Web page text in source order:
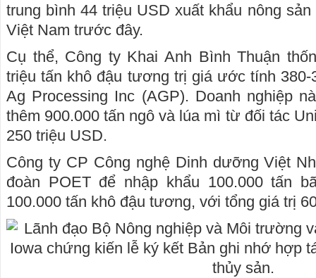
trung bình 44 triệu USD xuất khẩu nông
Việt Nam trước đây.
Cụ thể, Công ty Khai Anh Bình Thuận
triệu tấn khô đậu tương trị giá ước tính
Ag Processing Inc (AGP). Doanh nghiệp
thêm 900.000 tấn ngô và lúa mì từ đối tác
250 triệu USD.
Công ty CP Công nghệ Dinh dưỡng Việt
đoàn POET để nhập khẩu 100.000 tấn
100.000 tấn khô đậu tương, với tổng giá trị